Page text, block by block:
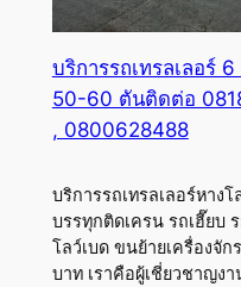
บริการรถเทรลเลอร์
50-60 ตันติดต่อ
, 0800628488
บริการรถเทรลเลอร์หาง
บรรทุกติดเครน รถเฮี๊ยบ
โลว์เบด ขนย้ายเครื่องจั
บาท เราคือผู้เชี่ยวชาญง